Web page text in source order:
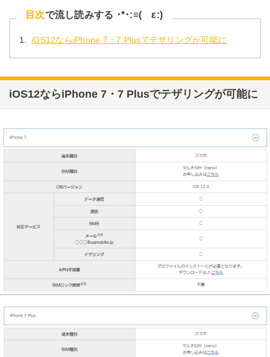
目次で流し読みする ･*･:≡( ε:)
1. iOS12ならiPhone 7・7 Plusでテザリングが可能に
iOS12ならiPhone 7・7 Plusでテザリングが可能に